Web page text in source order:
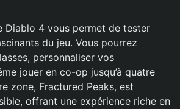
Diablo 4 vous permet de tester
du jeu. Vous pourrez
personnaliser vos
jouer en co-op jusqu’à quatre
zone, Fractured Peaks, est
offrant une expérience riche en